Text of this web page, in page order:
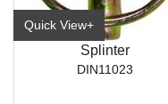
Quick View+
Splinter
DIN11023